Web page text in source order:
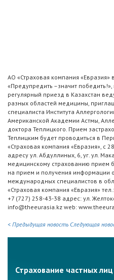
АО «Страховая компания
«Предупредить –значит победить!»,
регулярный приезд в Казахстан
разных областей медицины,
специалиста Института
Американской Академии Астмы,
доктора Теплицкого. Прием
Теплицким будет проводиться в
«Страховая компания «Евразия», с
адресу ул. Абдуллиных, 6, уг. ул.
медицинскому страхованию прием
на прием и получения информации
международных специалистов в
«Страховая компания «Евразия»
+7 (727) 258-43-38 адрес: ул.
info@theeurasia.kz web:
< Предыдущая новость Следующая
Страхование частных лиц